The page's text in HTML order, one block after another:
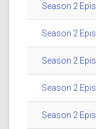
Season 2
Season 2
Season 2
Season 2
Season 2